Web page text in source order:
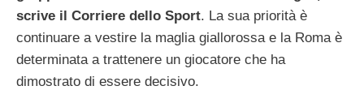
scrive il Corriere dello Sport. La sua priorità è
continuare a vestire la maglia giallorossa e la Roma è
determinata a trattenere un giocatore che ha
dimostrato di essere decisivo.